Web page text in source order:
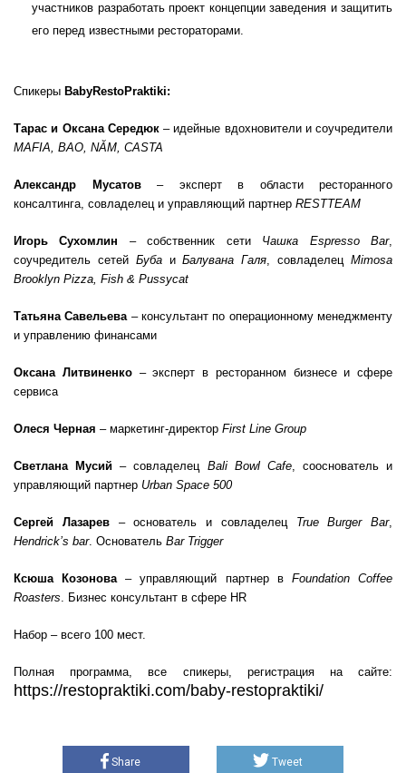
участников разработать проект концепции заведения и защитить
его перед известными рестораторами.
Спикеры BabyRestoPraktiki:
Тарас и Оксана Середюк– идейные вдохновители и соучредители
MAFIA, BAO, NĂM, CASTA
Александр Мусатов– эксперт в области ресторанного
консалтинга, совладелец и управляющий партнер RESTTEAM
Игорь Сухомлин – собственник сети Чашка Espresso Bar,
соучредитель сетей БубаиБалувана Галя, совладелецMimosa
Brooklyn Pizza, Fish & Pussycat
Татьяна Савельева– консультант по операционному менеджменту
и управлению финансами
Оксана Литвиненко– эксперт в ресторанном бизнесе и сфере
сервиса
Олеся Черная – маркетинг-директор First Line Grouр
Светлана Мусий – совладелец Bali Bowl Cafe, сооснователь и
управляющий партнер Urban Space 500
Сергей Лазарев– основатель и совладелец True Burger Bar,
Hendrick’s bar. Основатель Bar Trigger
Ксюша Козонова– управляющий партнер в Foundation Coffee
Roasters. Бизнес консультант в сфере HR
Набор – всего 100 мест.
Полная программа, все спикеры, регистрация на сайте:
https://restopraktiki.com/baby-restopraktiki/
Share Tweet